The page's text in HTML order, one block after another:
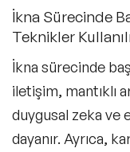
İkna Sürecinde
Teknikler
İkna sürecinde
iletişim, mantıklı
duygusal zeka ve
dayanır. Ayrıca,